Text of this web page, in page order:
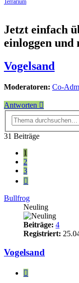
Terrarium
Jetzt einfach
einloggen und
Vogelsand
Moderatoren: Co-
Antworten
31 Beiträge
1
2
3
Nächste
Bullfrog
Neuling
Beiträge: 4
Registriert:
Vogelsand
Zitieren